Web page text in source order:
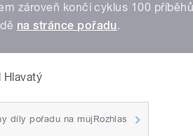
zároveň končí cyklus 100
na stránce pořadu.
Hlavatý
díly pořadu na mujRozhlas